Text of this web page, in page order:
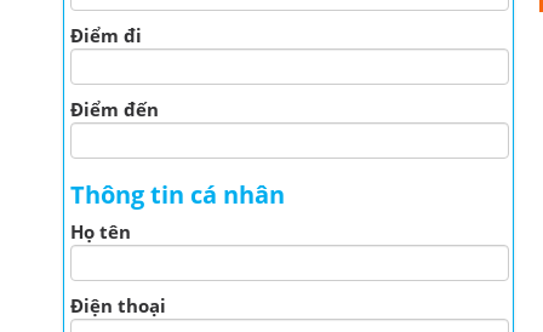
Điểm đi
Điểm đến
Thông tin cá nhân
Họ tên
Điện thoại